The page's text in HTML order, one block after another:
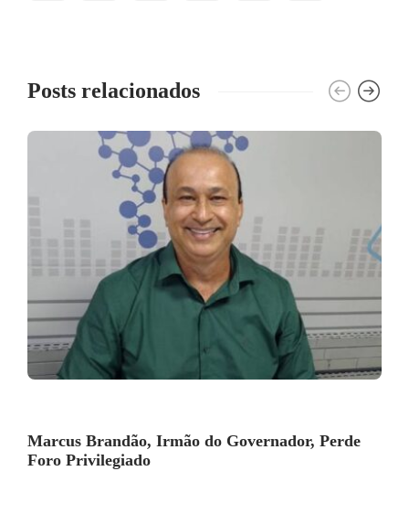
Posts relacionados
Marcus Brandão, Irmão do Governador, Perde
Foro Privilegiado